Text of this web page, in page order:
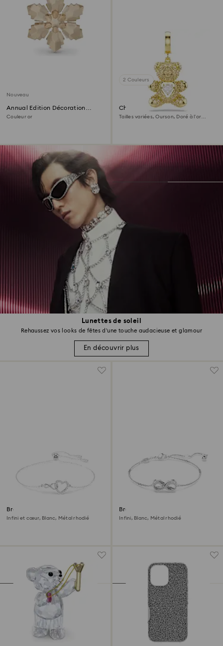
Lunettes de soleil
Rehaussez vos looks de fêtes d’une touche audacieuse et glamour
En découvrir plus
Nouveau
Annual Edition Décoration
Festive 2026
Couleur or
2 Couleurs
Charm Idyllia
Tailles variées, Ourson, Doré à l’or
Bracelet Hyperbola
Infini et cœur, Blanc, Métal rhodié
Bracelet Hyperbola
Infini, Blanc, Métal rhodié